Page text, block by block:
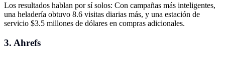
Los resultados hablan por sí solos: Con campañas más inteligentes,
una heladería obtuvo 8.6 visitas diarias más, y una estación de
servicio $3.5 millones de dólares en compras adicionales.
3. Ahrefs